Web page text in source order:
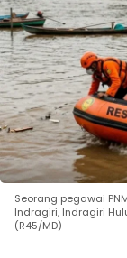
Seorang pegawai
Indragiri, Indragiri
(R45/MD)